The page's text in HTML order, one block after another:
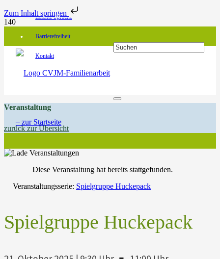
Zum Inhalt springen
Leichte Sprache
Barrierefreiheit
Kontakt
Veranstaltung
zurück zur Übersicht
Diese Veranstaltung hat bereits stattgefunden.
Veranstaltungsserie: Spielgruppe Huckepack
Spielgruppe Huckepack